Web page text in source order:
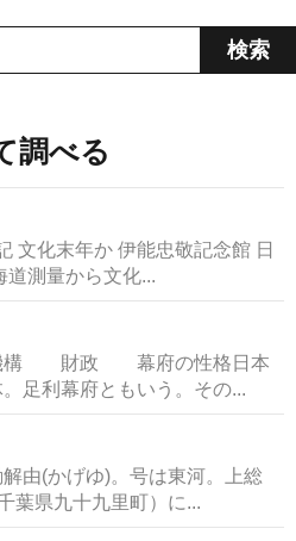
調べる
文化末年か 伊能忠敬記念館 日
道測量から文化...
財政 幕府の性格日本
足利幕府ともいう。その...
由(かげゆ)。号は東河。上総
葉県九十九里町）に...